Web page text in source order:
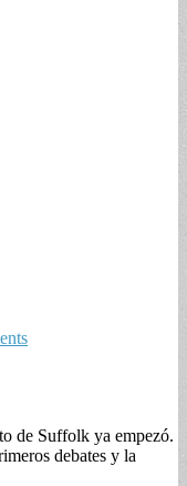
de Suffolk ya empezó.
debates y la